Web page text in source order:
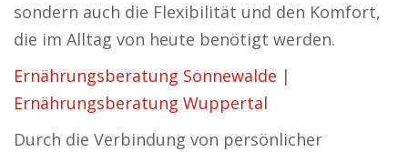
sondern auch die Flexibilität und den Komfort,
die im Alltag von heute benötigt werden.
Ernährungsberatung Sonnewalde |
Ernährungsberatung Wuppertal
Durch die Verbindung von persönlicher